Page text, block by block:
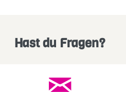
Hast du Fragen?